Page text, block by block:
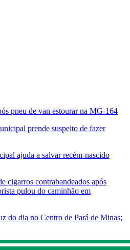
pneu de van estourar na MG-164
prende suspeito de fazer
ajuda a salvar recém-nascido
cigarros contrabandeados após
pulou do caminhão em
do dia no Centro de Pará de Minas;